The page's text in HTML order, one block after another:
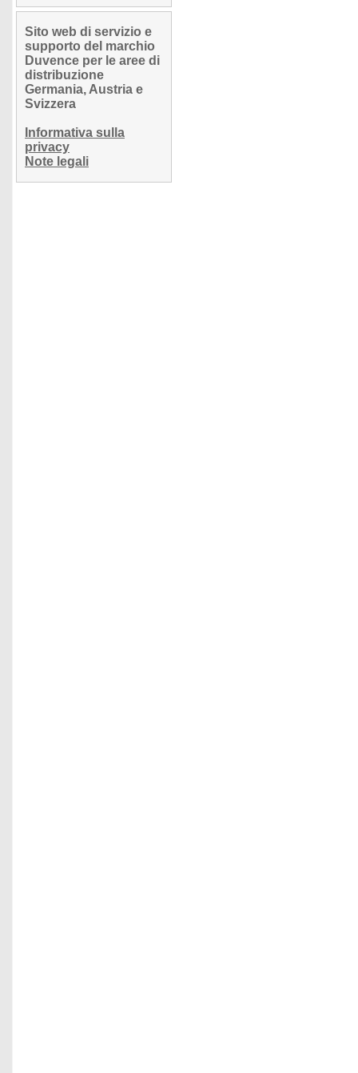
Sito web di servizio e
supporto del marchio
Duvence per le aree di
distribuzione
Germania, Austria e
Svizzera
Informativa sulla
privacy
Note legali